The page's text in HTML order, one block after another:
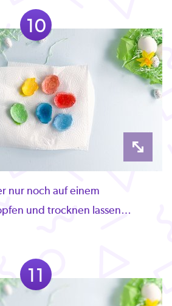
10
nur noch auf einem
und trocknen lassen…
11